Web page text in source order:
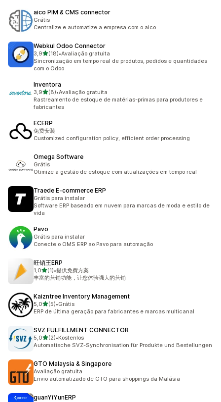
aico PIM & CMS connector
Grátis
Centralize e automatize a empresa com o aico
Webkul Odoo Connector
3,9de 5 estrelas
(18)
18 avaliações ao todo
•Avaliação gratuita
Sincronização em tempo real de produtos, pedidos e quantidades
com o Odoo
Inventora
3,9de 5 estrelas
(8)
8 avaliações ao todo
•Avaliação gratuita
Rastreamento de estoque de matérias-primas para produtores e
fabricantes
ECERP
免费安装
Customized configuration policy, efficient order processing
Omega Software
Grátis
Otimize a gestão de estoque com atualizações em tempo real
Traede E‑commerce ERP
Grátis para instalar
Software ERP baseado em nuvem para marcas de moda e estilo de
vida
Pavo
Grátis para instalar
Conecte o OMS ERP ao Pavo para automação
旺销王ERP
1,0de 5 estrelas
(1)
1 avaliações ao todo
•提供免費方案
丰富的营销功能，让您体验强大的营销
Kaizntree Inventory Management
5,0de 5 estrelas
(5)
5 avaliações ao todo
•Grátis
ERP de última geração para fabricantes e marcas multicanal
SVZ FULFILLMENT CONNECTOR
5,0de 5 estrelas
(2)
2 avaliações ao todo
•Kostenlos
Automatische SVZ-Synchronisation für Produkte und Bestellungen
GTO Malaysia & Singapore
Avaliação gratuita
Envio automatizado de GTO para shoppings da Malásia
guanYiYunERP